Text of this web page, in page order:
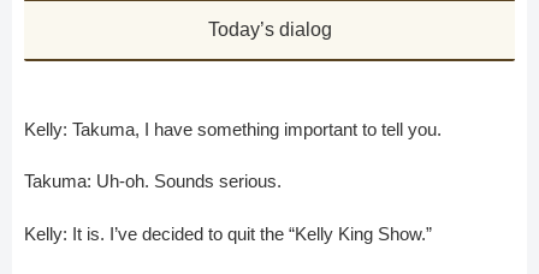
Today’s dialog
Kelly: Takuma, I have something important to tell you.
Takuma: Uh-oh. Sounds serious.
Kelly: It is. I’ve decided to quit the “Kelly King Show.”